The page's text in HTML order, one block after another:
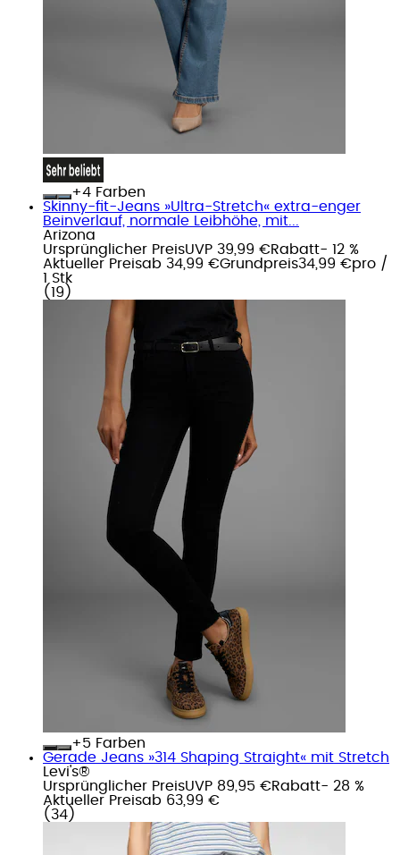
+
Farben
Skinny-fit-Jeans »Ultra-Stretch« extra-enger
Beinverlauf, normale Leibhöhe, mit...
Arizona
Ursprünglicher PreisUVP 39,99 €Rabatt- 12 %
Aktueller Preisab 34,99 €Grundpreis34,99 €pro /
1 Stk
( 19 )
+
Farben
Gerade Jeans »314 Shaping Straight« mit Stretch
Levi's®
Ursprünglicher PreisUVP 89,95 €Rabatt- 28 %
Aktueller Preisab 63,99 €
( 34 )